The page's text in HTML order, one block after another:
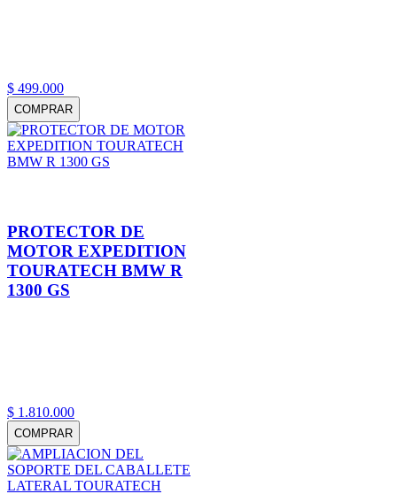
$ 499.000
COMPRAR
PROTECTOR DE
MOTOR EXPEDITION
TOURATECH BMW R
1300 GS
$ 1 .810.000
COMPRAR